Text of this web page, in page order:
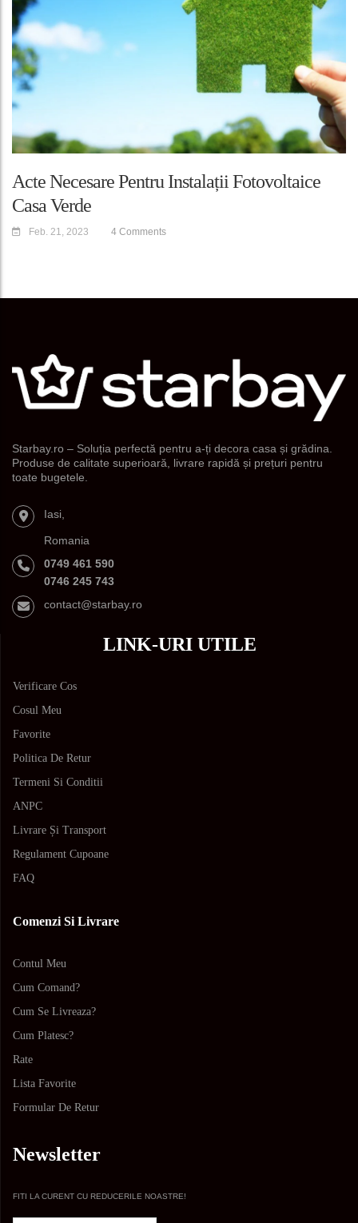
Acte Necesare Pentru Instalații Fotovoltaice
Casa Verde
Feb. 21, 2023 4 Comments
Starbay.ro – Soluția perfectă pentru a-ți decora casa și grădina.
Produse de calitate superioară, livrare rapidă și prețuri pentru
toate bugetele.
Iasi,
Romania
0749 461 590
0746 245 743
contact@starbay.ro
LINK-URI UTILE
Verificare Cos
Cosul Meu
Favorite
Politica De Retur
Termeni Si Conditii
ANPC
Livrare Și Transport
Regulament Cupoane
FAQ
Comenzi Si Livrare
Contul Meu
Cum Comand?
Cum Se Livreaza?
Cum Platesc?
Rate
Lista Favorite
Formular De Retur
Newsletter
FITI LA CURENT CU REDUCERILE NOASTRE!